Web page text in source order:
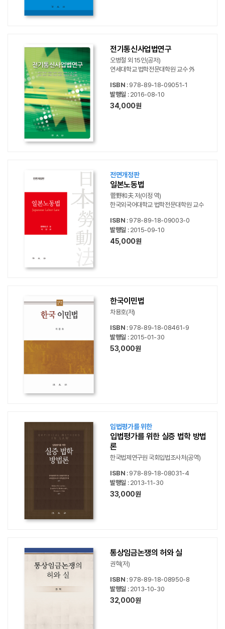
전기통신사업법연구
오병철 외 15인(공저)
연세대학교 법학전문대학원 교수 外
ISBN : 978-89-18-09051-1
발행일 : 2016-08-10
34,000원
전면개정판
일본노동법
菅野和夫 저(이정 역)
한국외국어대학교 법학전문대학원 교수
ISBN : 978-89-18-09003-0
발행일 : 2015-09-10
45,000원
한국이민법
차용호(저)
ISBN : 978-89-18-08461-9
발행일 : 2015-01-30
53,000원
입법평가를 위한
입법평가를 위한 실증 법학 방법
론
한국법제연구원 국회입법조사처(공역)
ISBN : 978-89-18-08031-4
발행일 : 2013-11-30
33,000원
통상임금논쟁의 허와 실
권혁(저)
ISBN : 978-89-18-08950-8
발행일 : 2013-10-30
32,000원